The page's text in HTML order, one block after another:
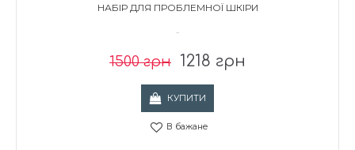
НАБІР ДЛЯ ПРОБЛЕМНОЇ ШКІРИ
..
1500 грн 1218 грн
КУПИТИ
В бажане